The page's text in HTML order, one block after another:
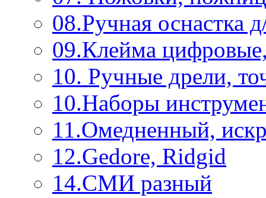
08.Ручная оснастка
09.Клейма
10. Ручные дрели,
10.Наборы
11.Омедненный,
12.Gedore, Ridgid
14.СМИ разный